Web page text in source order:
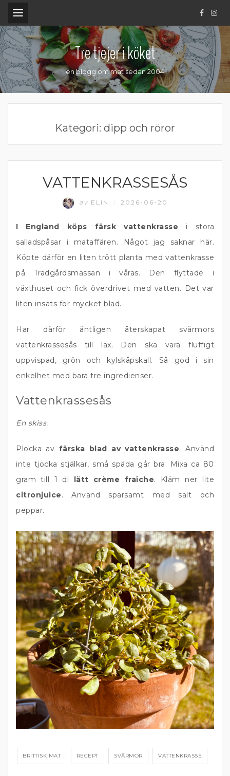
.
Tre tjejer i köket
en blogg om mat sedan 2004
Kategori: dipp och röror
DIPP OCH RÖROR
VATTENKRASSESÅS
av ELIN 2026-06-20
I England köps färsk vattenkrasse i stora
salladspåsar i mataffären. Något jag saknar här.
Köpte därför en liten trött planta med vattenkrasse
på Trädgårdsmässan i våras. Den flyttade i
växthuset och fick överdrivet med vatten. Det var
liten insats för mycket blad.
Har därför äntligen återskapat svärmors
vattenkrassesås till lax. Den ska vara fluffigt
uppvispad, grön och kylskåpskall. Så god i sin
enkelhet med bara tre ingredienser.
Vattenkrassesås
En skiss.
Plocka av färska blad av vattenkrasse. Använd
inte tjocka stjälkar, små späda går bra. Mixa ca 80
gram till 1 dl lätt crème fraîche. Kläm ner lite
citronjuice. Använd sparsamt med salt och
peppar.
BRITTISK MAT RECEPT SVÄRMOR VATTENKRASSE